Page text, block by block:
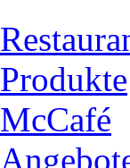
Produkte
McCafé